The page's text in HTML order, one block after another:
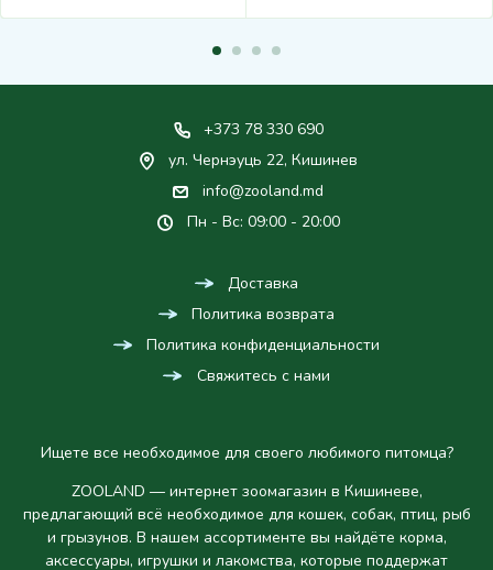
+373 78 330 690
ул. Чернэуць 22, Кишинев
info@zooland.md
Пн - Вс: 09:00 - 20:00
Доставка
Политика возврата
Политика конфиденциальности
Свяжитесь с нами
Ищете все необходимое для своего любимого питомца?
ZOOLAND — интернет зоомагазин в Кишиневе,
предлагающий всё необходимое для кошек, собак, птиц, рыб
и грызунов. В нашем ассортименте вы найдёте корма,
аксессуары, игрушки и лакомства, которые поддержат